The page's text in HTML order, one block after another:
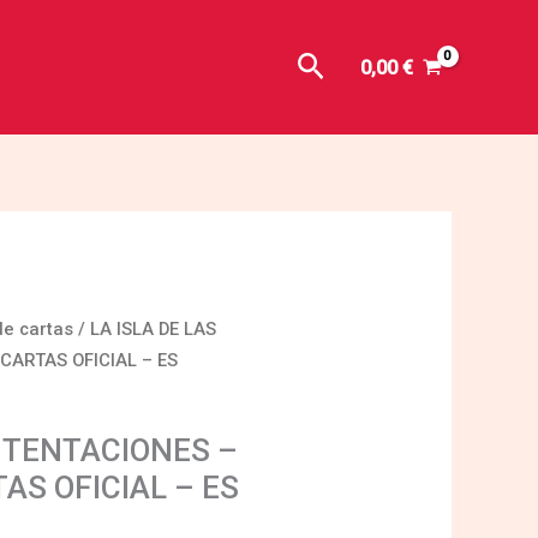
Buscar
0,00€
cartas / LA ISLA DE LAS
OFICIAL – ES
–
OFICIAL – ES